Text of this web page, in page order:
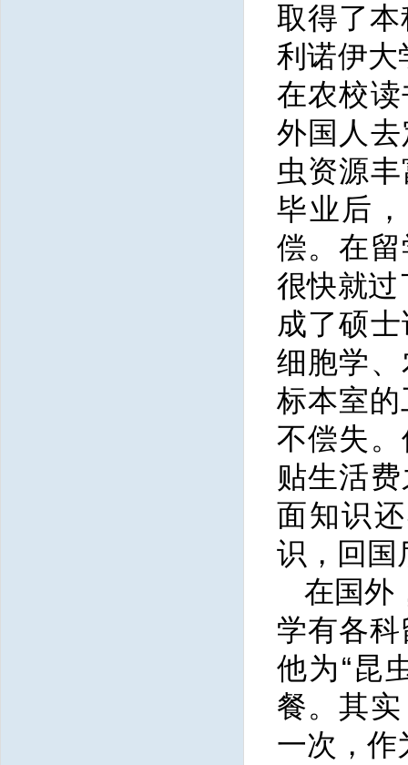
取得了
利诺伊大
在农校
外国人
虫资源
毕业后
偿。在
很快就过
成了硕
细胞学
标本室
不偿失
贴生活
面知识
识，回国
在国外
学有各
他为“昆
餐。其
一次，作